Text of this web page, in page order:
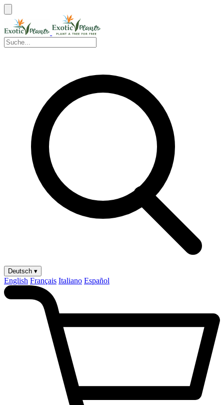
Deutsch ▾
English Français Italiano Español